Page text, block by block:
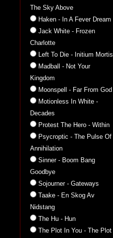
The Sky Above
Haken - In A Fever Dream
Jack White - Frozen
Charlotte
Left To Die - Initium Mortis
Madball - Not Your
Kingdom
Moonspell - Far From God
Motionless In White -
Decades
Protest The Hero - Within
Psycroptic - The Pulse Of
Annihilation
Sinner - Boom Bang
Goodbye
Sojourner - Gateways
Taake - En Skog Av
Nidstang
The Hu - Hun
The Plot In You - The Plot